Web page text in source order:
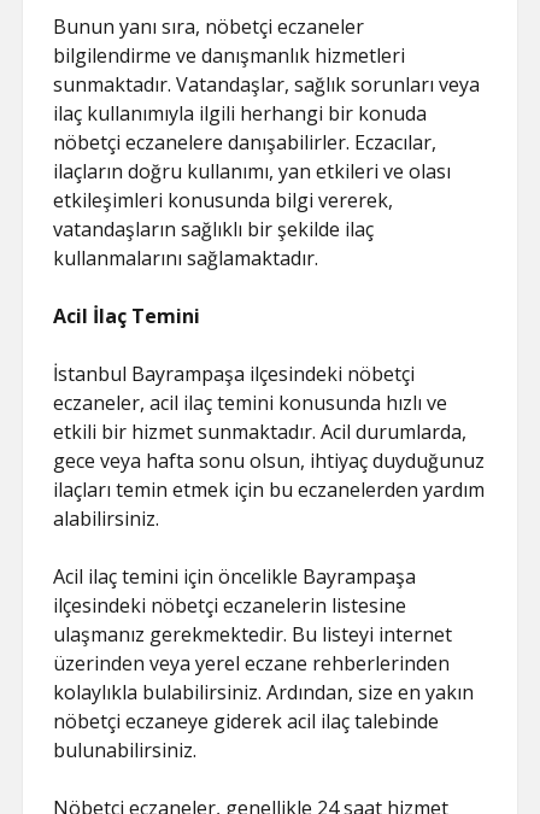
Bunun yanı sıra, nöbetçi eczaneler
bilgilendirme ve danışmanlık hizmetleri
sunmaktadır. Vatandaşlar, sağlık sorunları veya
ilaç kullanımıyla ilgili herhangi bir konuda
nöbetçi eczanelere danışabilirler. Eczacılar,
ilaçların doğru kullanımı, yan etkileri ve olası
etkileşimleri konusunda bilgi vererek,
vatandaşların sağlıklı bir şekilde ilaç
kullanmalarını sağlamaktadır.
Acil İlaç Temini
İstanbul Bayrampaşa ilçesindeki nöbetçi
eczaneler, acil ilaç temini konusunda hızlı ve
etkili bir hizmet sunmaktadır. Acil durumlarda,
gece veya hafta sonu olsun, ihtiyaç duyduğunuz
ilaçları temin etmek için bu eczanelerden yardım
alabilirsiniz.
Acil ilaç temini için öncelikle Bayrampaşa
ilçesindeki nöbetçi eczanelerin listesine
ulaşmanız gerekmektedir. Bu listeyi internet
üzerinden veya yerel eczane rehberlerinden
kolaylıkla bulabilirsiniz. Ardından, size en yakın
nöbetçi eczaneye giderek acil ilaç talebinde
bulunabilirsiniz.
Nöbetçi eczaneler, genellikle 24 saat hizmet